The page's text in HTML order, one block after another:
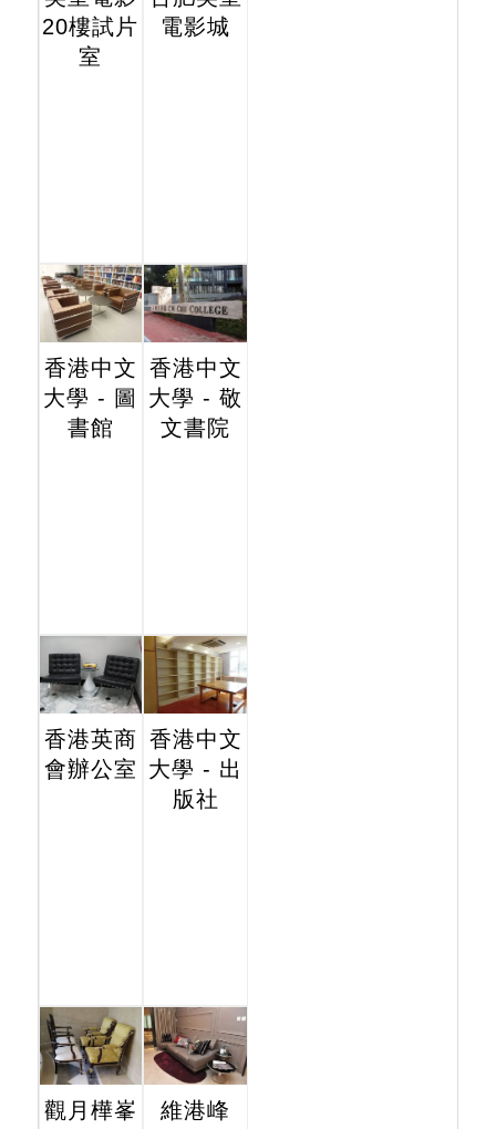
20樓試片
室
電影城
香港中文
大學 - 圖
書館
香港中文
大學 - 敬
文書院
香港英商
會辦公室
香港中文
大學 - 出
版社
觀月樺峯 維港峰